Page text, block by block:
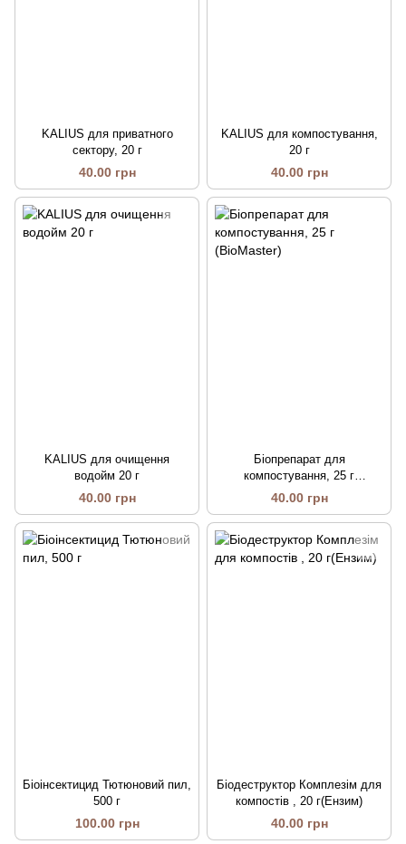
KALIUS для приватного
сектору, 20 г
40.00 грн
KALIUS для компостування,
20 г
40.00 грн
KALIUS для очищення
водойм 20 г
40.00 грн
Біопрепарат для
компостування, 25 г
(BioMaster)
40.00 грн
Біоінсектицид Тютюновий пил,
500 г
100.00 грн
Біодеструктор Комплезім для
компостів , 20 г(Ензим)
40.00 грн